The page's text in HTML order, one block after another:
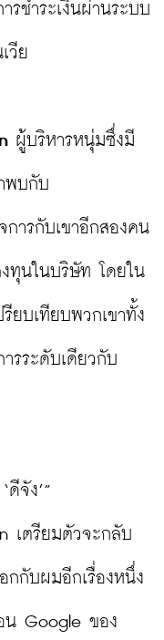
ชำระเงินผ่านระบบ
วีย
ผู้บริหารหนุ่มซึ่งมี
พบกับ
การกับเขาอีกสองคน
ทุนในบริษัท โดยใน
ยบเทียบพวกเขาทั้ง
รระดับเดียวกับ
จัง’”
เตรียมตัวจะกลับ
กกับผมอีกเรื่องหนึ่ง
น Google ของ